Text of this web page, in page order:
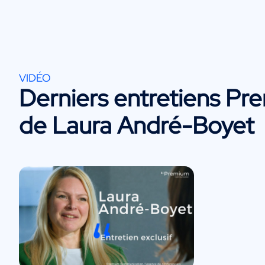
VIDÉO
Derniers entretiens
de Laura André-Boyet